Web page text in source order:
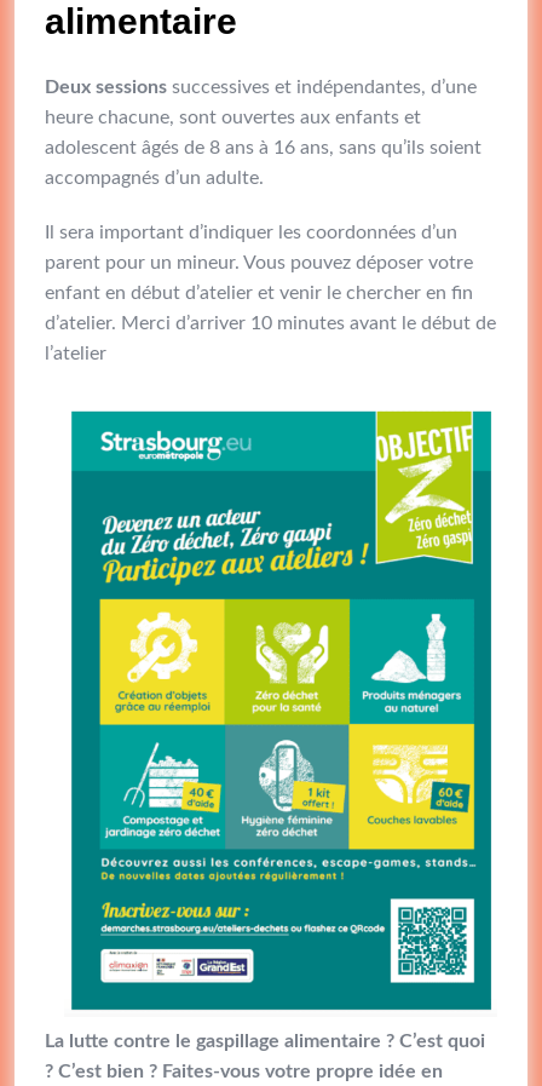
alimentaire
Deux sessions successives et indépendantes, d’une
heure chacune, sont ouvertes aux enfants et
adolescent âgés de 8 ans à 16 ans, sans qu’ils soient
accompagnés d’un adulte.
Il sera important d’indiquer les coordonnées d’un
parent pour un mineur. Vous pouvez déposer votre
enfant en début d’atelier et venir le chercher en fin
d’atelier. Merci d’arriver 10 minutes avant le début de
l’atelier
La lutte contre le gaspillage alimentaire ? C’est quoi
? C’est bien ? Faites-vous votre propre idée en